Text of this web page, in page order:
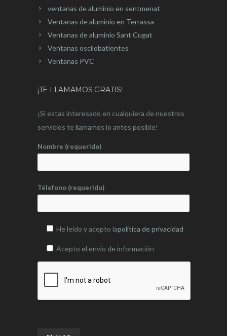
ventanas de aluminio en sentmenat
Ventanas de aluminio en Terrassa
Ventanas de aluminio Sant Cugat
Ventanas oscilobatientes
Ventanas PVC
¡TE LLAMAMOS GRATIS!
¡Si estas interesado en cualquiera de nuestros
servicios te llamamos lo antes posible!
Nombre (requerido)
Télefono (requerido)
He leído y acepto lapolítica de privacidad
Acepto el envío de información